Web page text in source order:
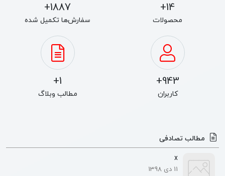
14+
محصولات
1887+
سفارش‌ها تکمیل شده
943+
کاربران
1+
مطالب وبلاگ
مطالب تصادفی
x
11 دی 1398